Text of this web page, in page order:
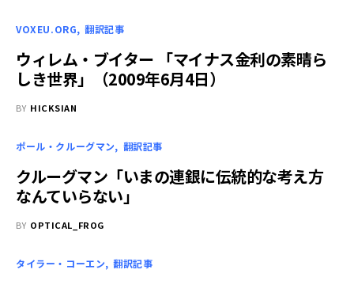
VOXEU.ORG 翻訳記事
ウィレム・ブイター 「マイナス金利の素晴ら
しき世界」（2009年6月4日）
BY HICKSIAN
ポール・クルーグマン 翻訳記事
クルーグマン「いまの連銀に伝統的な考え方
なんていらない」
BY OPTICAL_FROG
タイラー・コーエン 翻訳記事